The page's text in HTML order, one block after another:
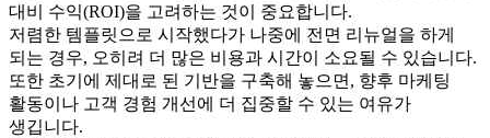
대비 수익(ROI)을 고려하는 것이 중요합니다.
저렴한 템플릿으로 시작했다가 나중에 전면 리뉴얼을 하게
되는 경우, 오히려 더 많은 비용과 시간이 소요될 수 있습니다.
또한 초기에 제대로 된 기반을 구축해 놓으면, 향후 마케팅
활동이나 고객 경험 개선에 더 집중할 수 있는 여유가
생깁니다.